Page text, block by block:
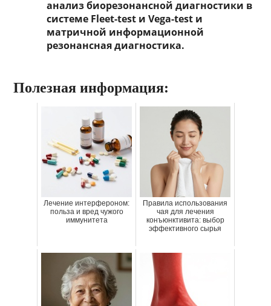
анализ биорезонансной диагностики в
системе Fleet-test и Vega-test и
матричной информационной
резонансная диагностика.
Полезная информация:
Лечение интерфероном:
польза и вред чужого
иммунитета
Правила использования
чая для лечения
конъюнктивита: выбор
эффективного сырья